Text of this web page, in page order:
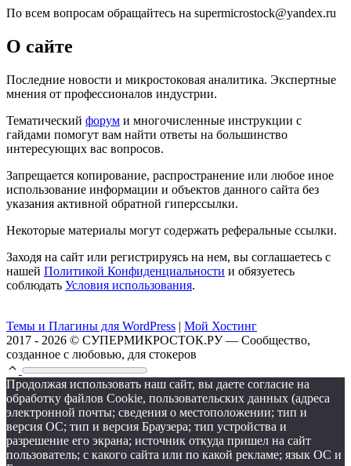
По всем вопросам обращайтесь на supermicrostock@yandex.ru
О сайте
Последние новости и микростоковая аналитика. Экспертные
мнения от профессионалов индустрии.
Тематический форум и многочисленные инструкции с
гайдами помогут вам найти ответы на большинство
интересующих вас вопросов.
Запрещается копирование, распространение или любое иное
использование информации и объектов данного сайта без
указания активной обратной гиперссылки.
Некоторые материалы могут содержать реферальные ссылки.
Заходя на сайт или регистрируясь на нем, вы соглашаетесь с
нашей Политикой Конфиденциальности и обязуетесь
соблюдать Условия использования.
Темы и Плагины для WordPress | Мой Хостинг
2017 - 2026 © СУПЕРМИКРОСТОК.РУ — Сообщество,
созданное с любовью, для стокеров
Продолжая использовать наш сайт, вы даете согласие на
обработку файлов Cookie, пользовательских данных (адреса
электронной почты; сведения о местоположении; тип и
версия ОС; тип и версия Браузера; тип устройства и
разрешение его экрана; источник откуда пришел на сайт
пользователь; с какого сайта или по какой рекламе; язык ОС и